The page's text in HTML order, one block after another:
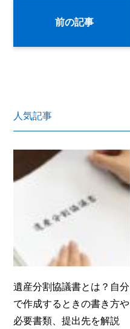
前の記事
人気記事
遺産分割協議書とは？自分
で作成するときの書き方や
必要書類、提出先を解説